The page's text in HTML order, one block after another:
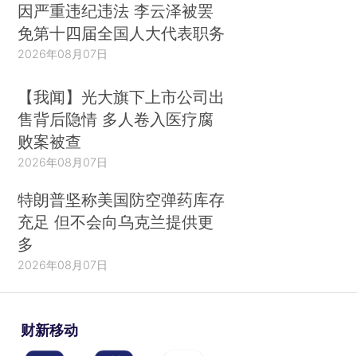
因严重违纪违法 李云泽被罢
免第十四届全国人大代表职务
2026年08月07日
【我闻】光大旗下上市公司出
售背后隐情 多人卷入医疗腐
败案被查
2026年08月07日
特朗普坚称美国防空弹药库存
充足 但不会向乌克兰提供更
多
2026年08月07日
财新移动